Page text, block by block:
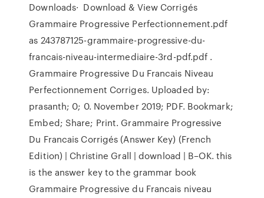
Downloads· Download & View Corrigés
Grammaire Progressive Perfectionnement.pdf
as 243787125-grammaire-progressive-du-
francais-niveau-intermediaire-3rd-pdf.pdf .
Grammaire Progressive Du Francais Niveau
Perfectionnement Corriges. Uploaded by:
prasanth; 0; 0. November 2019; PDF. Bookmark;
Embed; Share; Print. Grammaire Progressive
Du Francais Corrigés (Answer Key) (French
Edition) | Christine Grall | download | B–OK. this
is the answer key to the grammar book
Grammaire Progressive du Francais niveau